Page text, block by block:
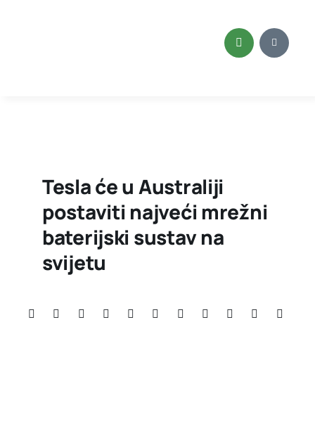
Tesla će u Australiji
postaviti najveći mrežni
baterijski sustav na
svijetu